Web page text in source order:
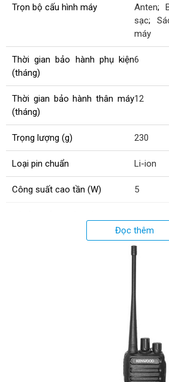
Trọn bộ cấu hình máy Anten;
sạc;
máy
Thời gian bảo hành phụ kiện
(tháng)
6
Thời gian bảo hành thân máy
(tháng)
12
Trọng lượng (g) 230
Loại pin chuẩn Li-ion
Công suất cao tần (W) 5
16
UHF
1 - 3
Đọc thêm